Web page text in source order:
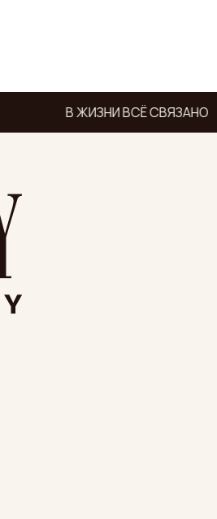
В ЖИЗНИ ВСЁ СВЯЗАНО